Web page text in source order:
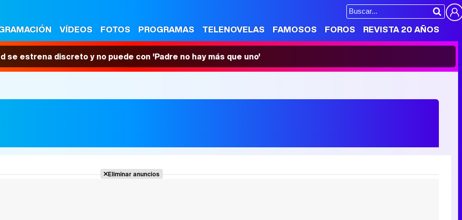
VÍDEOS FOTOS PROGRAMAS TELENOVELAS FAMOSOS FOROS REVISTA 20 AÑOS
se estrena discreto y no puede con 'Padre no hay más que uno'
Eliminar anuncios